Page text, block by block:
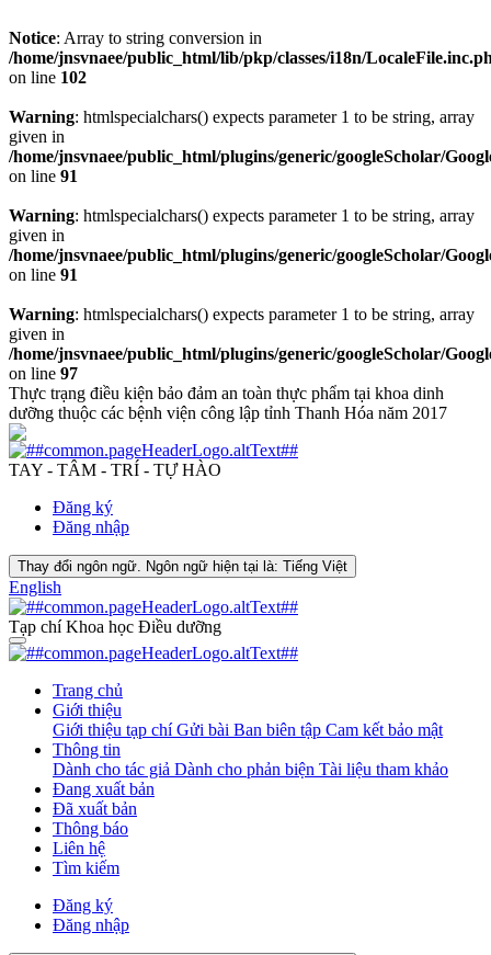
Notice: Array to string conversion in
/home/jnsvnaee/public_html/lib/pkp/classes/i18n/
on line 102
Warning: htmlspecialchars() expects parameter 1 to be string, array
given in
/home/jnsvnaee/public_html/plugins/generic/googleScholar/
on line 91
Warning: htmlspecialchars() expects parameter 1 to be string, array
given in
/home/jnsvnaee/public_html/plugins/generic/googleScholar/
on line 91
Warning: htmlspecialchars() expects parameter 1 to be string, array
given in
/home/jnsvnaee/public_html/plugins/generic/googleScholar/
on line 97
Thực trạng điều kiện bảo đảm an toàn thực phẩm tại khoa dinh
dưỡng thuộc các bệnh viện công lập tỉnh Thanh Hóa năm 2017
TAY - TÂM - TRÍ - TỰ HÀO
Đăng ký
Đăng nhập
Thay đổi ngôn ngữ. Ngôn ngữ hiện tại là: Tiếng Việt
English
Tạp chí Khoa học Điều dưỡng
Trang chủ
Giới thiệu
Giới thiệu tạp chíGửi bài Ban biên tập Cam kết bảo mật
Thông tin
Dành cho tác giả Dành cho phản biện Tài liệu tham khảo
Đang xuất bản
Đã xuất bản
Thông báo
Liên hệ
Tìm kiếm
Đăng ký
Đăng nhập